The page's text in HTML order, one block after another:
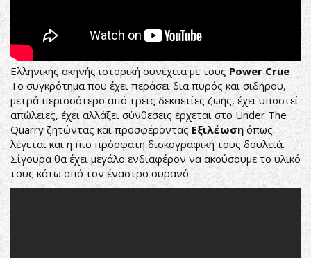
Ελληνικής σκηνής ιστορική συνέχεια με τους Power Crue
Το συγκρότημα που έχει περάσει δια πυρός και σιδήρου,
μετρά περισσότερο από τρεις δεκαετίες ζωής, έχει υποστεί
απώλειες, έχει αλλάξει σύνθεσεις έρχεται στο Under The
Quarry ζητώντας και προσφέροντας Εξιλέωση όπως
λέγεται και η πιο πρόσφατη δισκογραφική τους δουλειά.
Σίγουρα θα έχει μεγάλο ενδιαφέρον να ακούσουμε το υλικό
τους κάτω από τον έναστρο ουρανό.